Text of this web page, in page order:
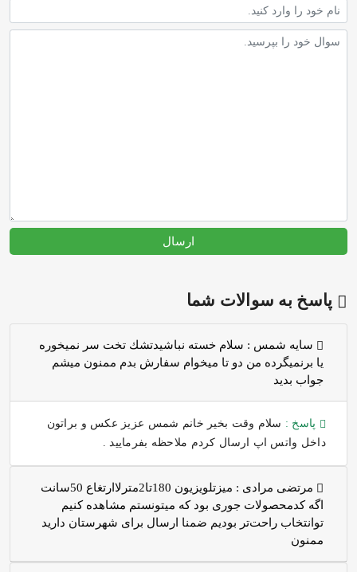
ارسال
پاسخ به سوالات شما
سايه شمس : سلام خسته نباشيدتشك تخت سر نميخوره
يا برنميگرده من دو تا ميخوام سفارش بدم ممنون ميشم
جواب بديد
پاسخ : سلام وقت بخیر خانم شمس عزیز عکس و براتون
داخل واتس اپ ارسال کردم ملاحظه بفرمایید .
مرتضی مرادی :
میزتلویزیون 180تا2مترلاارتغاع 50سانت
اگه کدمحصولات جوری بود که میتونستم مشاهده کنیم
توانتخاب راحت‌تر بودیم ضمنا ارسال برای شهرستان دارید
ممنون